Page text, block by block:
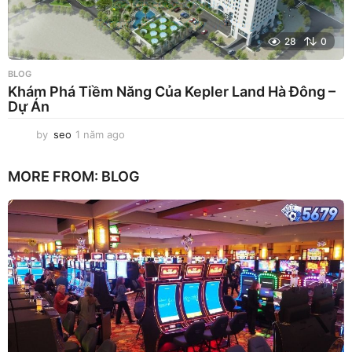
28 0
BLOG
Khám Phá Tiềm Năng Của Kepler Land Hà Đông –
Dự Án
by seo 1 năm ago
m
g
o
MORE FROM: BLOG